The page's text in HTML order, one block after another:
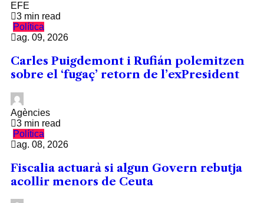
EFE
3 min read
Política
ag. 09, 2026
Carles Puigdemont i Rufián polemitzen
sobre el ‘fugaç’ retorn de l’exPresident
Agències
3 min read
Política
ag. 08, 2026
Fiscalia actuarà si algun Govern rebutja
acollir menors de Ceuta